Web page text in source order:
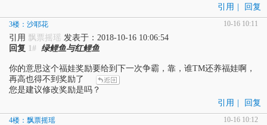
引用
回复
3楼：沙耶花 10-16 10:11
引用 飘票摇瑶 发表于：2018-10-16 10:06:54
回复 1# 绿鲤鱼与红鲤鱼
你的意思这个福娃奖励要给到下一次争霸，靠，谁TM还养福娃啊，
再高也得不到奖励了
您是建议修改奖励是吗？
引用
回复
4楼：飘票摇瑶 10-16 10:12